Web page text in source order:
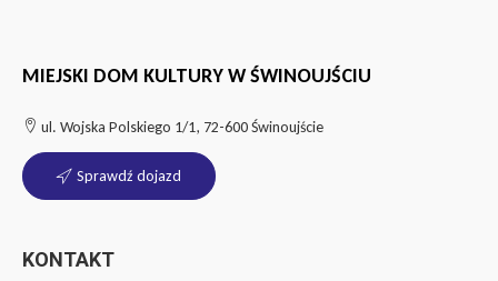
MIEJSKI DOM KULTURY W ŚWINOUJŚCIU
ul. Wojska Polskiego 1/1, 72-600 Świnoujście
Sprawdź dojazd
KONTAKT